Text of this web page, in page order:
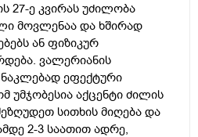
27-ე კვირას უძილობა
მოვლენაა და ხშირად
ან ფიზიკურ
ვალერიანის
ეფექტური
უმჯობესია აქცენტი ძილის
სითხის მიღება და
2-3 საათით ადრე,